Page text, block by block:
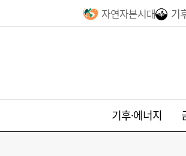
자연자본시대 기
기후·에너지